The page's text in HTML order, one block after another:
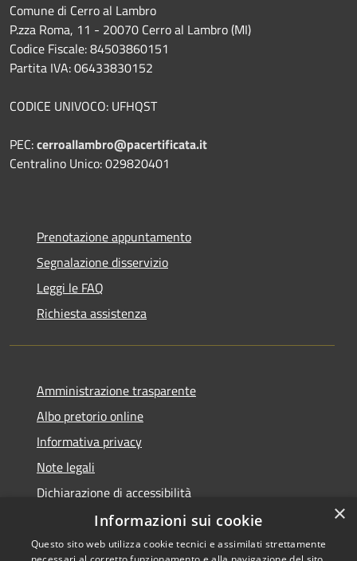
Comune di Cerro al Lambro
P.zza Roma, 11 - 20070 Cerro al Lambro (MI)
Codice Fiscale: 84503860151
Partita IVA: 06433830152
CODICE UNIVOCO: UFHQST
PEC:cerroallambro@pacertificata.it
Centralino Unico: 029820401
Prenotazione appuntamento
Segnalazione disservizio
Leggi le FAQ
Richiesta assistenza
Amministrazione trasparente
Albo pretorio online
Informativa privacy
Note legali
Dichiarazione di accessibilità
×
Informazioni sui cookie
Questo sito web utilizza cookie tecnici e assimilati strettamente